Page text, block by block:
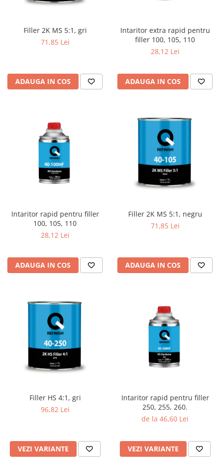
Protecție vopsea
Plastic, Cauciuc exterior
Detailing rapid
Protectie piele
Pahare de amestec
PPS, RPS
Lămpi de lucru
Suflante
Piese de schimb, Consumabile
Filler 2K MS 5:1, gri
71,85 Lei
ADAUGA IN COS
Intaritor extra rapid pentru
filler 100, 105, 110
28,12 Lei
ADAUGA IN COS
Intaritor rapid pentru filler
100, 105, 110
28,12 Lei
ADAUGA IN COS
Filler 2K MS 5:1, negru
71,85 Lei
ADAUGA IN COS
Filler HS 4:1, gri
96,82 Lei
VEZI VARIANTE
Intaritor rapid pentru filler
250, 255, 260.
de la 46,60 Lei
VEZI VARIANTE